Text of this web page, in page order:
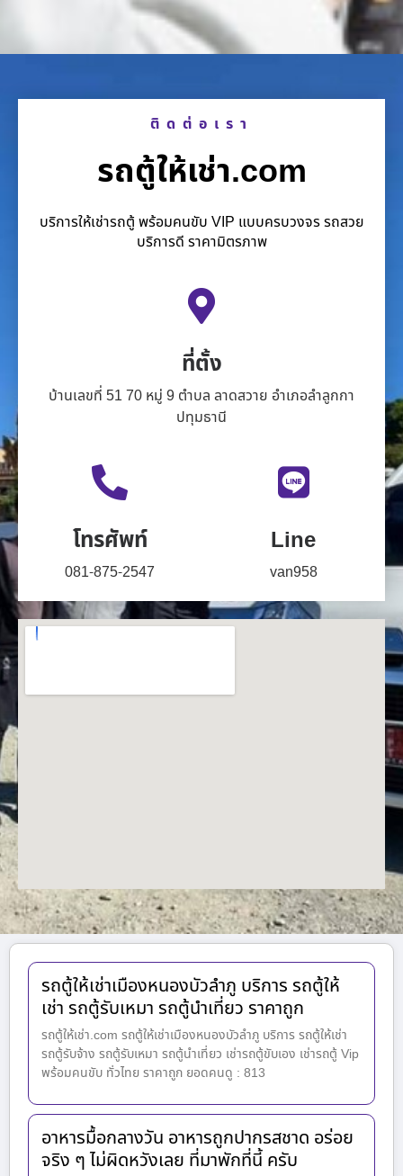
ติดต่อเรา
รถตู้ให้เช่า.com
บริการให้เช่ารถตู้ พร้อมคนขับ VIP แบบครบวงจร รถสวย
บริการดี ราคามิตรภาพ
ที่ตั้ง
บ้านเลขที่ 51 70 หมู่ 9 ตำบล ลาดสวาย อำเภอลำลูกกา
ปทุมธานี
โทรศัพท์
081-875-2547
Line
van958
รถตู้ให้เช่าเมืองหนองบัวลำภู บริการ รถตู้ให้
เช่า รถตู้รับเหมา รถตู้นำเที่ยว ราคาถูก
รถตู้ให้เช่า.com รถตู้ให้เช่าเมืองหนองบัวลำภู บริการ รถตู้ให้เช่า
รถตู้รับจ้าง รถตู้รับเหมา รถตู้นำเที่ยว เช่ารถตู้ขับเอง เช่ารถตู้ Vip
พร้อมคนขับ ทั่วไทย ราคาถูก ยอดคนดู : 813
อาหารมื้อกลางวัน อาหารถูกปากรสชาด อร่อย
จริง ๆ ไม่ผิดหวังเลย ที่มาพักที่นี้ ครับ